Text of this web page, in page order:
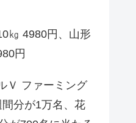
㎏ 4980円、山形
円
Ｖ ファーミング
分が1万名、花